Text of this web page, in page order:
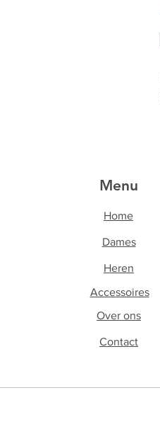
Menu
Home
Dames
Heren
Accessoires
Over ons
Contact